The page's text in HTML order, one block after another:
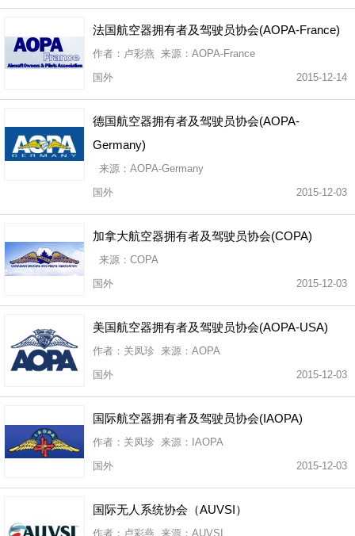
法国航空器拥有者及驾驶员协会(AOPA-France)
作者：卢彩燕 来源：AOPA-France
国外
2015-12-14
德国航空器拥有者及驾驶员协会(AOPA-
Germany)
来源：AOPA-Germany
国外
2015-12-03
加拿大航空器拥有者及驾驶员协会(COPA)
来源：COPA
国外
2015-12-03
美国航空器拥有者及驾驶员协会(AOPA-USA)
作者：关凤珍 来源：AOPA
国外
2015-12-03
国际航空器拥有者及驾驶员协会(IAOPA)
作者：关凤珍 来源：IAOPA
国外
2015-12-03
国际无人系统协会（AUVSI）
作者：卢彩燕 来源：AUVSI